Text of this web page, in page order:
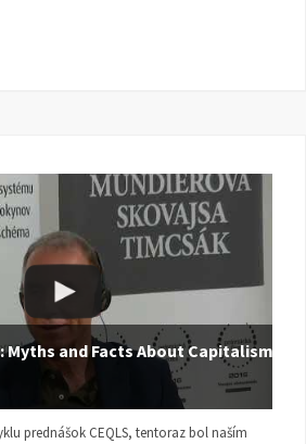
and Facts About Capitalism |
prednášok CEQLS, tentoraz bol naším